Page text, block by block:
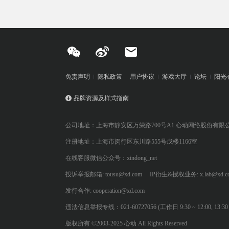
免责声明 隐私政策 用户协议 游戏大厅 论坛 阳光
品牌资源及样式指南
公司地址：上海市静安区万荣路700号A1 心动网络股份有限
注册地址：上海市闵行区东川路555号戊楼1166室
在线客服微信公众号：xindong_net
投诉举报邮箱: tousu@xd.com IP衍生&授权业务:
发行合作: cooperation@xd.com
违法信息举报专线：021-60727056 (工作日 9:30 ~ 12:00, 13:30
版权所有 ©2003-2025 心动 All Rights Reserved